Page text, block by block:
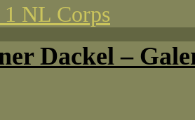
NL Corps
Dackel –